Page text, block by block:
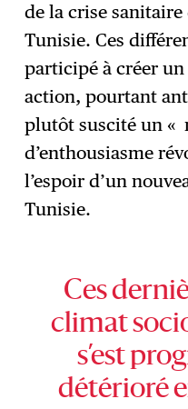
de la crise
Tunisie. Ces
participé à créer
action, pourtant
plutôt suscité un «
d’enthousiasme
l’espoir d’un
Tunisie.
Ces
climat
s’est
détérioré